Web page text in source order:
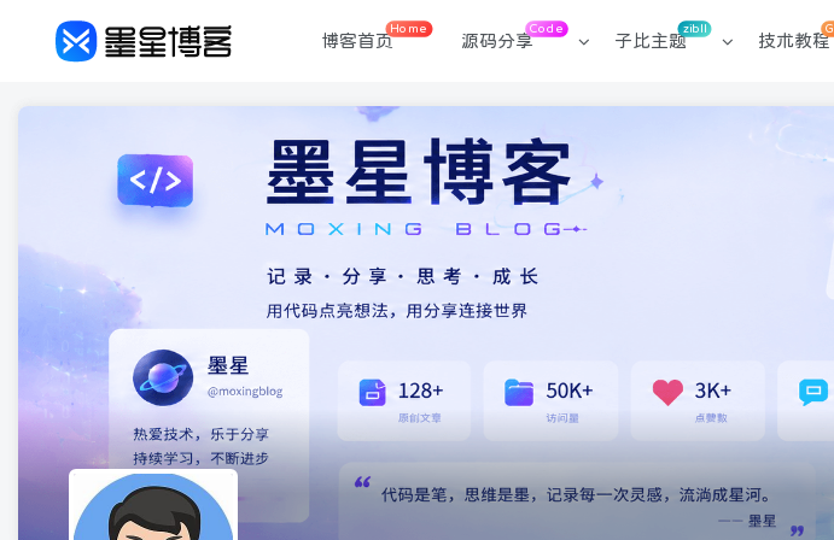
博客首页
Home
源码分享
Code
子比主题
zibll
技术教程